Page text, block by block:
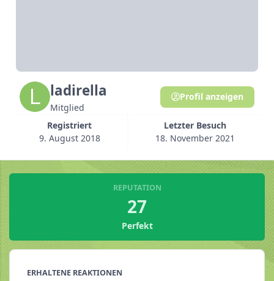
ladirella
Mitglied
Registriert
9. August 2018
Letzter Besuch
18. November 2021
Profil anzeigen
REPUTATION
27
Perfekt
ERHALTENE REAKTIONEN